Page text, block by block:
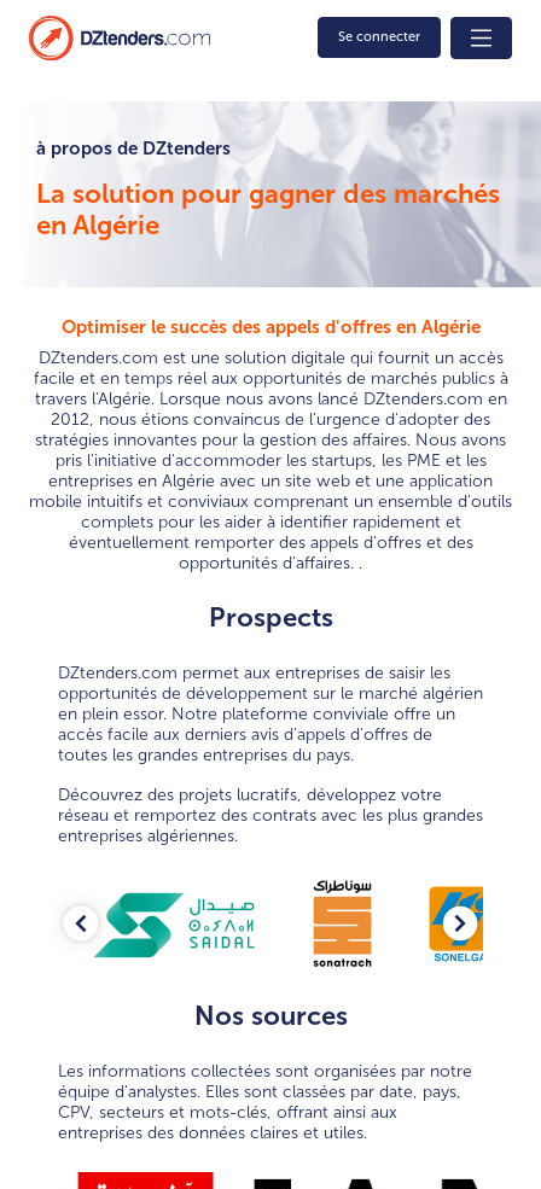
Se connecter
à propos de DZtenders
La solution pour gagner des marchés
en Algérie
Optimiser le succès des appels d'offres en Algérie
DZtenders.com est une solution digitale qui fournit un accès
facile et en temps réel aux opportunités de marchés publics à
travers l'Algérie. Lorsque nous avons lancé DZtenders.com en
2012, nous étions convaincus de l'urgence d'adopter des
stratégies innovantes pour la gestion des affaires. Nous avons
pris l'initiative d'accommoder les startups, les PME et les
entreprises en Algérie avec un site web et une application
mobile intuitifs et conviviaux comprenant un ensemble d'outils
complets pour les aider à identifier rapidement et
éventuellement remporter des appels d'offres et des
opportunités d'affaires. .
Prospects
DZtenders.com permet aux entreprises de saisir les
opportunités de développement sur le marché algérien
en plein essor. Notre plateforme conviviale offre un
accès facile aux derniers avis d'appels d'offres de
toutes les grandes entreprises du pays.
Découvrez des projets lucratifs, développez votre
réseau et remportez des contrats avec les plus grandes
entreprises algériennes.
Previous Next
Nos sources
Les informations collectées sont organisées par notre
équipe d'analystes. Elles sont classées par date, pays,
CPV, secteurs et mots-clés, offrant ainsi aux
entreprises des données claires et utiles.